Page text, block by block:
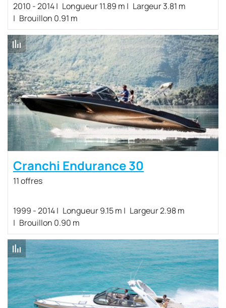
2010 - 2014 Longueur 11.89 m
Largeur 3.81 m
Brouillon 0.91 m
Cranchi Endurance 30
11 offres
1999 - 2014 Longueur 9.15 m
Largeur 2.98 m
Brouillon 0.90 m